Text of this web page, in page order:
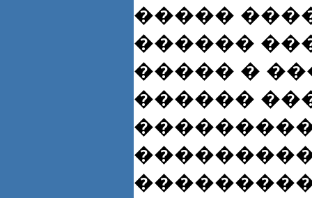
�����
������
����� �
������